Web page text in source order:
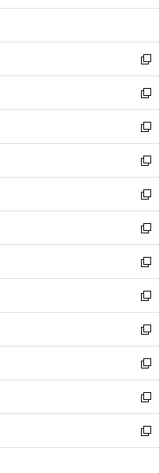
開
ウ
開
く
ン
ウ
で
開
く
ウ
ン
ド
ウ
で
開
く
新
し
い
ウ
ィ
ン
ド
ウ
で
開
く
新
し
い
ウ
ィ
ン
ド
ウ
で
開
く
新
し
い
ウ
ィ
ン
ド
ウ
で
開
く
新
し
い
ウ
ィ
ン
ド
ウ
で
開
く
新
し
い
ウ
ィ
ン
ド
ウ
で
開
く
新
し
い
ウ
ィ
ン
ド
ウ
で
開
く
新
し
い
ウ
ィ
ン
ド
ウ
で
開
く
新
し
い
ウ
ィ
ン
ド
ウ
で
開
新
し
い
ウ
ィ
ン
ド
ウ
新
し
い
ウ
ィ
ン
新
し
い
ウ
新
し